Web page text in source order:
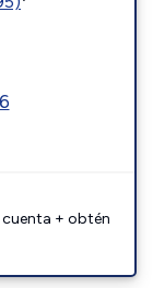
cuenta + obtén